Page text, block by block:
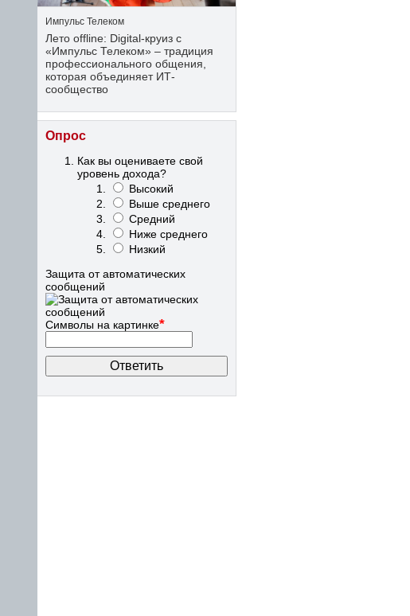
Импульс Телеком
Лето offline: Digital-круиз с
«Импульс Телеком» – традиция
профессионального общения,
которая объединяет ИТ-
сообщество
Опрос
Как вы оцениваете свой
уровень дохода?
Высокий
Выше среднего
Средний
Ниже среднего
Низкий
Защита от автоматических
сообщений
Символы на картинке*